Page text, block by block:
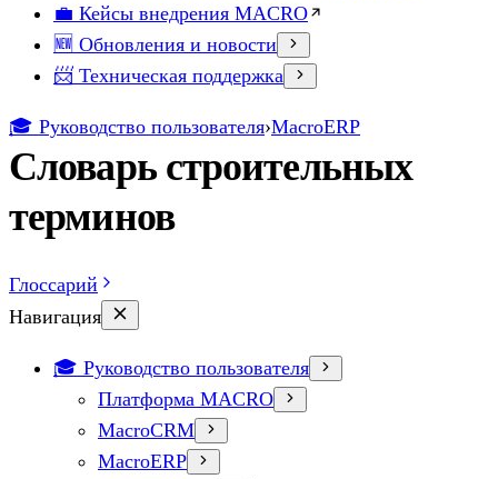
💼 Кейсы внедрения MACRO
🆕 Обновления и новости
📨 Техническая поддержка
🎓 Руководство пользователя›MacroERP
Словарь строительных
терминов
Глоссарий
Навигация
🎓 Руководство пользователя
Платформа MACRO
MacroCRM
MacroERP